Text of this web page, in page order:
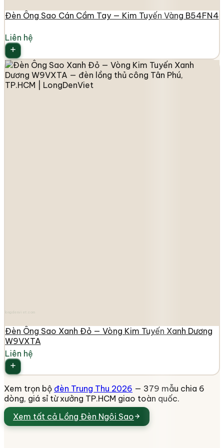
Đèn Ông Sao Cán Cầm Tay — Kim Tuyến Vàng B54FN4
Liên hệ
Đèn Ông Sao Xanh Đỏ — Vòng Kim Tuyến Xanh Dương
W9VXTA
Liên hệ
Xem trọn bộ đèn Trung Thu 2026 — 379 mẫu chia 6
dòng, giá sỉ từ xưởng TP.HCM giao toàn quốc.
Xem tất cả Lồng Đèn Ngôi Sao